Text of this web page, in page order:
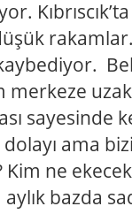
sayesinde
ama
ne
bazda